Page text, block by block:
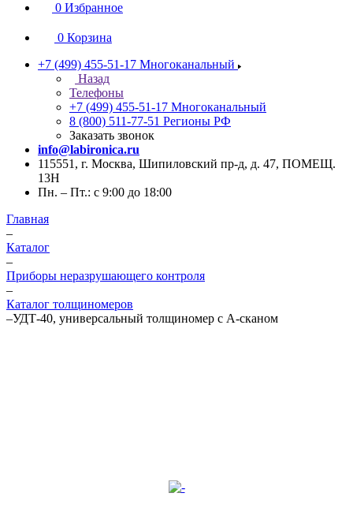
0 Избранное
0 Корзина
+7 (499) 455-51-17 Многоканальный
Назад
Телефоны
+7 (499) 455-51-17 Многоканальный
8 (800) 511-77-51 Регионы РФ
Заказать звонок
info@labironica.ru
115551, г. Москва, Шипиловский пр-д, д. 47, ПОМЕЩ.
13Н
Пн. – Пт.: с 9:00 до 18:00
Главная
–
Каталог
–
Приборы неразрушающего контроля
–
Каталог толщиномеров
–УДТ-40, универсальный толщиномер с А-сканом